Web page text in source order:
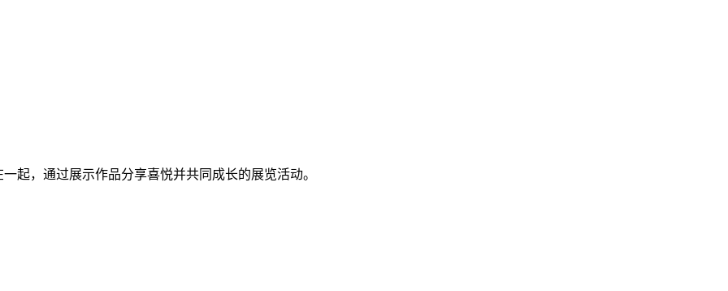
一起，通过展示作品分享喜悦并共同成长的展览活动。